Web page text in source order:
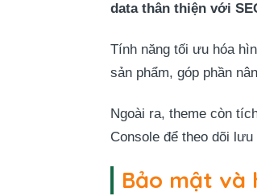
data thân thiện với
Tính năng tối ưu hóa
sản phẩm, góp phần
Ngoài ra, theme còn
Console để theo dõi
Bảo mật và